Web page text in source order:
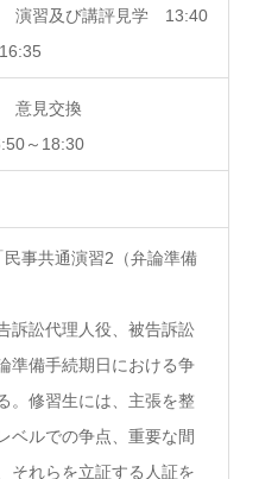
習及び講評見学 13:40
意見交換
～18:30
事共通演習2（弁論準備
訴訟代理人役、被告訴訟
準備手続期日における争
。修習生には、主張を整
ベルでの争点、重要な間
それらを立証する人証を